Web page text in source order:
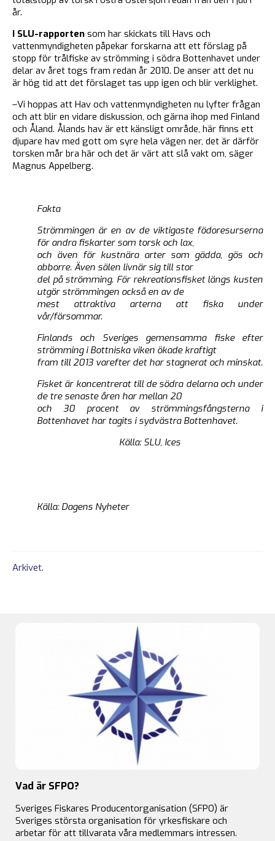
år.
I SLU-rapporten som har skickats till Havs och
vattenmyndigheten påpekar forskarna att ett förslag på
stopp för trålfiske av strömming i södra Bottenhavet under
delar av året togs fram redan år 2010. De anser att det nu
är hög tid att det förslaget tas upp igen och blir verklighet.
–Vi hoppas att Hav och vattenmyndigheten nu lyfter frågan
och att blir en vidare diskussion, och gärna ihop med Finland
och Åland. Ålands hav är ett känsligt område, här finns ett
djupare hav med gott om syre hela vägen ner, det är därför
torsken mår bra här och det är värt att slå vakt om, säger
Magnus Appelberg.
Fakta
Strömmingen är en av de viktigaste födoresurserna
för andra fiskarter som torsk och lax,
och även för kustnära arter som gädda, gös och
abborre. Även sälen livnär sig till stor
del på strömming. För rekreationsfisket längs kusten
utgör strömmingen också en av de
mest attraktiva arterna att fiska under
vår/försommar.
Finlands och Sveriges gemensamma fiske efter
strömming i Bottniska viken ökade kraftigt
fram till 2013 varefter det har stagnerat och minskat.
Fisket är koncentrerat till de södra delarna och under
de tre senaste åren har mellan 20
och 30 procent av strömmingsfångsterna i
Bottenhavet har tagits i sydvästra Bottenhavet.
Källa: SLU, Ices
Källa: Dagens Nyheter
Arkivet.
Vad är SFPO?
Sveriges Fiskares Producentorganisation (SFPO) är
Sveriges största organisation för yrkesfiskare och
arbetar för att tillvarata våra medlemmars intressen.